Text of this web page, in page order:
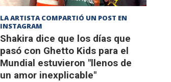
LA ARTISTA COMPARTIÓ UN POST EN
INSTAGRAM
Shakira dice que los días que
pasó con Ghetto Kids para el
Mundial estuvieron "llenos de
un amor inexplicable"